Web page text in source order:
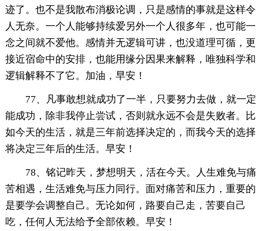
迹了。也不是我散布消极论调，只是感情的事就是这样令
人无奈。一个人能够持续爱另外一个人很多年，也可能一
念之间就不爱他。感情并无逻辑可讲，也没道理可循，更
接近宿命中的安排，也能用缘分因果来解释，唯独科学和
逻辑解释不了它。加油，早安！
77、凡事敢想就成功了一半，只要努力去做，就一定
能成功，除非我停止尝试，否则就永远不会是失败者。比
如今天的生活，就是三年前选择决定的，而我今天的选择
将决定三年后的生活。早安！
78、铭记昨天，梦想明天，活在今天。人生难免与痛
苦相遇，生活难免与压力同行。面对痛苦和压力，重要的
是要学会调整自己。无论如何，路要自己走，苦要自己
吃，任何人无法给予全部依赖。早安！